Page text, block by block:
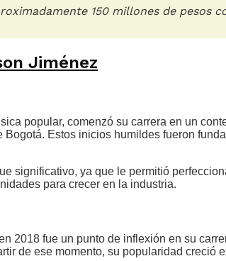
150 millones de
Jiménez
popular, comenzó su carrera en un
Estos inicios humildes fueron
significativo, ya que le permitió
para crecer en la industria.
2018 fue un punto de inflexión en su
de ese momento, su popularidad